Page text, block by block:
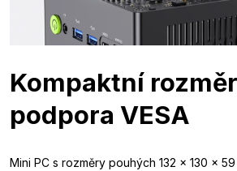
Kompaktní
podpora VESA
Mini PC s rozměry pouhých 132 × 130 ×